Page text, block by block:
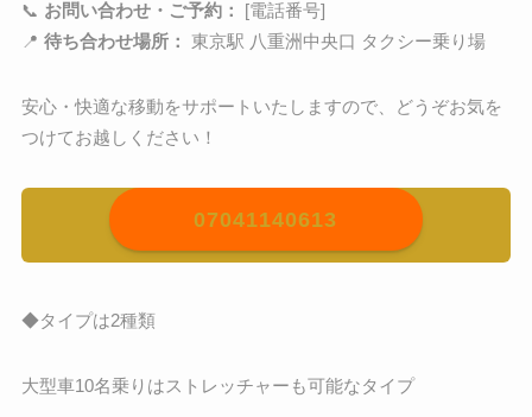
📞 お問い合わせ・ご予約：
[電話番号]
📍 待ち合わせ場所： 東京駅 八重洲中央口 タクシー乗り場
安心・快適な移動をサポートいたしますので、どうぞお気を
つけてお越しください！
07041140613
◆タイプは2種類
大型車10名乗りはストレッチャーも可能なタイプ